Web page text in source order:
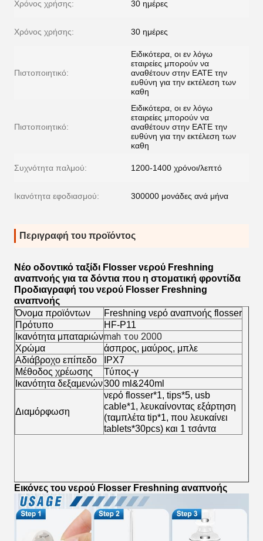
Χρόνος χρήσης: 30 ημέρες
Χρόνος χρήσης: 30 ημέρες
Πιστοποιητικό:
Ειδικότερα, οι εν λόγω
εταιρείες μπορούν να
αναθέτουν στην ΕΑΤΕ την
ευθύνη για την εκτέλεση των
καθη
Πιστοποιητικό:
Ειδικότερα, οι εν λόγω
εταιρείες μπορούν να
αναθέτουν στην ΕΑΤΕ την
ευθύνη για την εκτέλεση των
καθη
Συχνότητα παλμού: 1200-1400 χρόνοι/λεπτό
Ικανότητα εφοδιασμού: 300000 μονάδες ανά μήνα
Περιγραφή του προϊόντος
Νέο οδοντικό ταξίδι Flosser νερού Freshning
αναπνοής για τα δόντια που η στοματική φροντίδα
Προδιαγραφή του νερού Flosser Freshning
αναπνοής
Όνομα προϊόντων
Freshning νερό αναπνοής flosser
Πρότυπο
HF-P11
Ικανότητα μπαταριώνmah του 2000
Χρώμα
άσπρος, μαύρος, μπλε
Αδιάβροχο επίπεδο
IPX7
Μέθοδος χρέωσης
Τύπος-γ
Ικανότητα δεξαμενών300 ml&240ml
Διαμόρφωση
νερό flosser*1, tips*5, usb
cable*1, λευκαίνοντας εξάρτηση
(ταμπλέτα tip*1, που λευκαίνει
tablets*30pcs) και 1 τσάντα
Εικόνες του νερού Flosser Freshning αναπνοής